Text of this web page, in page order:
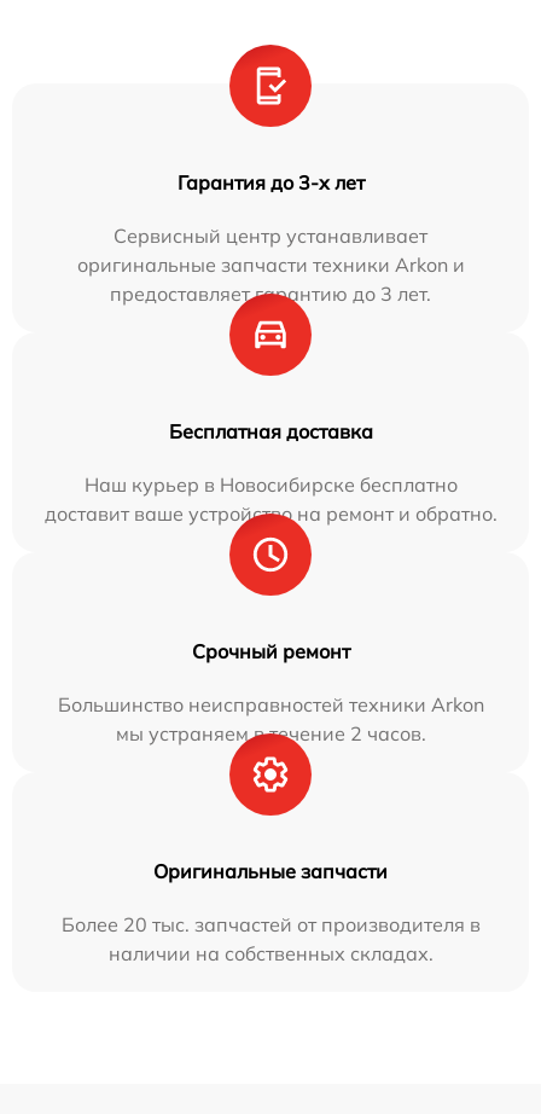
Гарантия до 3-х лет
Сервисный центр устанавливает
оригинальные запчасти техники Arkon и
предоставляет гарантию до 3 лет.
Бесплатная доставка
Наш курьер в Новосибирске бесплатно
доставит ваше устройство на ремонт и обратно.
Срочный ремонт
Большинство неисправностей техники Arkon
мы устраняем в течение 2 часов.
Оригинальные запчасти
Более 20 тыс. запчастей от производителя в
наличии на собственных складах.